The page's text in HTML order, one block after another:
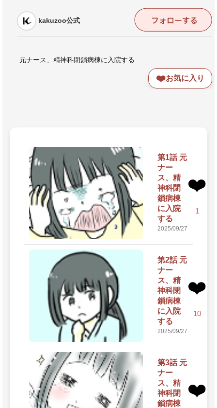
kakuzoo公式
元ナース、精神科閉鎖病棟に入院する
❤️お気に入り
第1話 元
ナー
ス、精
神科閉
鎖病棟
に入院
する
2025/09/27
❤️
1
第2話 元
ナー
ス、精
神科閉
鎖病棟
に入院
する
2025/09/27
❤️
10
第3話 元
ナー
ス、精
神科閉
鎖病棟
❤️